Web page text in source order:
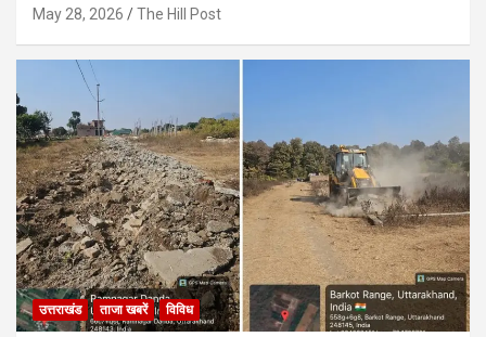
May 28, 2026 The Hill Post
उत्तराखंड ताजा खबरें विविध